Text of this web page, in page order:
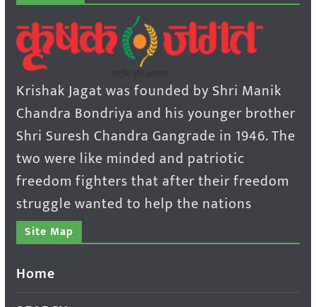
Krishak Jagat was founded by Shri Manik
Chandra Bondriya and his younger brother
Shri Suresh Chandra Gangrade in 1946. The
two were like minded and patriotic
freedom fighters that after their freedom
struggle wanted to help the nations
Site Map
Home